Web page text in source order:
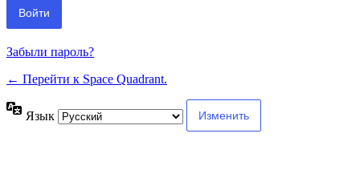
Забыли пароль?
← Перейти к Space Quadrant.
Язык